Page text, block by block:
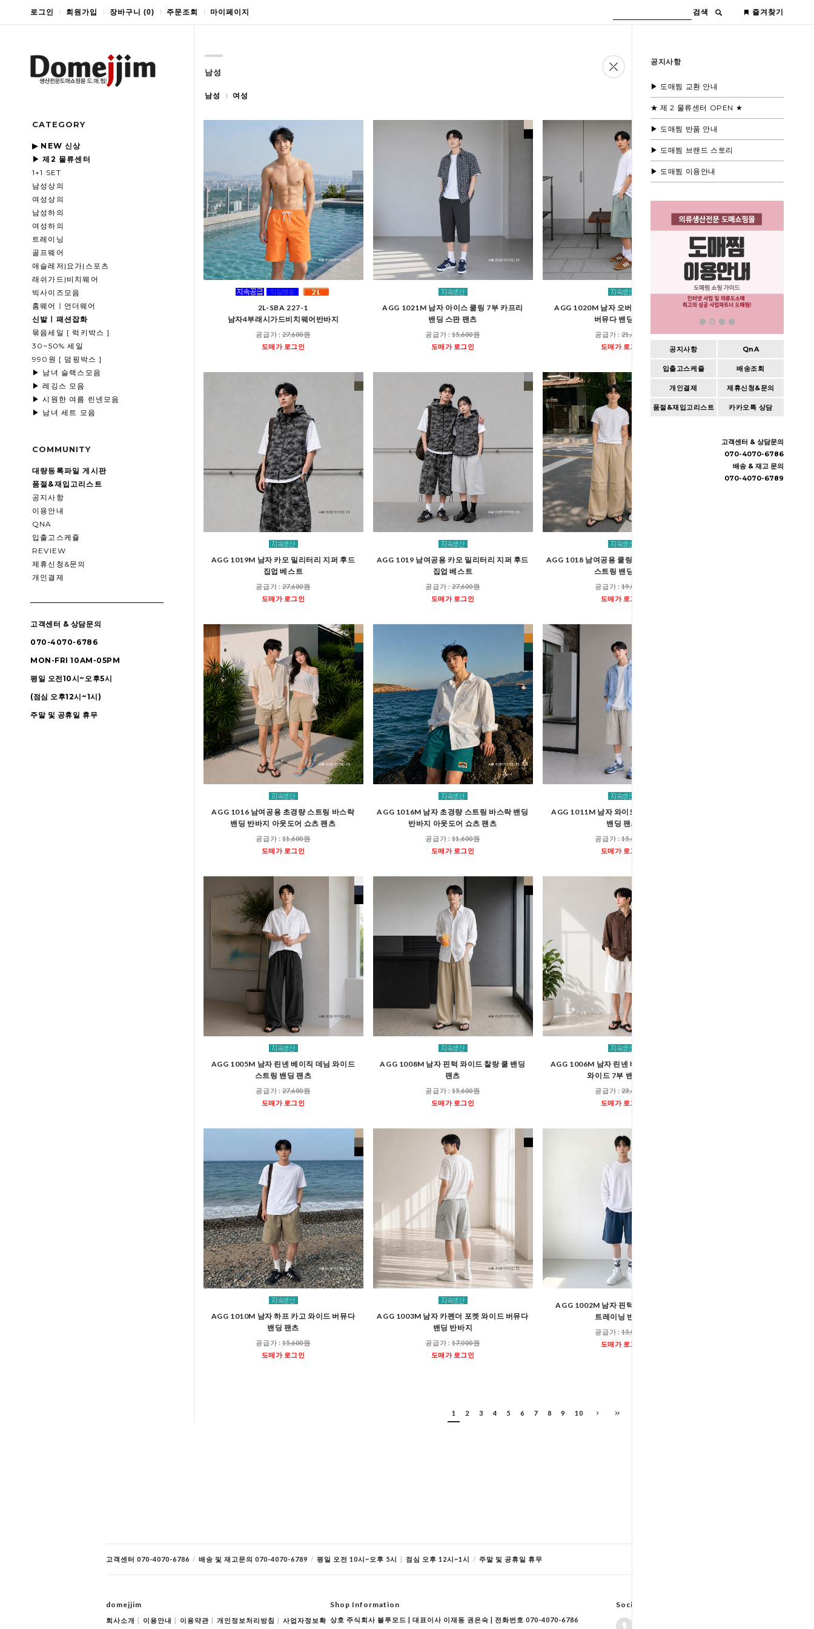
로그인 회원가입 장바구니 (0) 주문조회 마이페이지 검색 즐겨찾기
CATEGORY
▶ NEW 신상
▶ 제2 물류센터
1+1 SET
남성상의
여성상의
남성하의
여성하의
트레이닝
골프웨어
애슬레저|요가|스포츠
래쉬가드|비치웨어
빅사이즈모음
홈웨어ㅣ언더웨어
신발ㅣ패션잡화
묶음세일 [ 럭키박스 ]
30~50% 세일
990원 [ 덤핑박스 ]
▶ 남녀 슬랙스모음
▶ 레깅스 모음
▶ 시원한 여름 린넨모음
▶ 남녀 세트 모음
COMMUNITY
대량등록파일 게시판
품절&재입고리스트
공지사항
이용안내
QNA
입출고스케쥴
REVIEW
제휴신청&문의
개인결제
고객센터 & 상담문의
070-4070-6786
MON-FRI 10AM-05PM
평일 오전10시~오후5시
(점심 오후12시~1시)
주말 및 공휴일 휴무
공지사항
▶ 도매찜 교환 안내
★ 제 2 물류센터 OPEN ★
▶ 도매찜 반품 안내
▶ 도매찜 브랜드 스토리
▶ 도매찜 이용안내
공지사항 QnA
입출고스케쥴 배송조회
개인결제 제휴신청&문의
품절&재입고리스트 카카오톡 상담
고객센터 & 상담문의
070-4070-6786
배송 & 재고 문의
070-4070-6789
남성
남성 여성
2L-SBA 227-1
남자4부래시가드비치웨어반바지
공급가 :27,600원
도매가 로그인
AGG 1021M 남자 아이스 쿨링 7부 카프리
밴딩 스판 팬츠
공급가 :15,600원
도매가 로그인
AGG 1020M 남자 오버핏 워싱 스냅 데님
버뮤다 밴딩 팬츠
공급가 :21,600원
도매가 로그인
AGG 1020 남여공용 오버
공급가 :
AGG 1019M 남자 카모 밀리터리 지퍼 후드
집업 베스트
공급가 :27,600원
도매가 로그인
AGG 1019 남여공용 카모 밀리터리 지퍼 후드
집업 베스트
공급가 :27,600원
도매가 로그인
AGG 1018 남여공용 쿨링 아이스 벌룬 와이드
스트링 밴딩 팬츠
공급가 :19,000원
도매가 로그인
AGG 1016 남여공용 초경량 스트링 바스락
밴딩 반바지 아웃도어 쇼츠 팬츠
공급가 :11,600원
도매가 로그인
AGG 1016M 남자 초경량 스트링 바스락 밴딩
반바지 아웃도어 쇼츠 팬츠
공급가 :11,600원
도매가 로그인
AGG 1011M 남자 와이드 무릎절개 버뮤다
밴딩 팬츠
공급가 :15,600원
도매가 로그인
AGG 1005M 남자 린넨 베이직 데님 와이드
스트링 밴딩 팬츠
공급가 :27,600원
도매가 로그인
AGG 1008M 남자 핀턱 와이드 찰랑 쿨 밴딩
팬츠
공급가 :15,600원
도매가 로그인
AGG 1006M 남자 린넨 베이직 데님 버뮤다
와이드 7부 밴딩 팬츠
공급가 :23,600원
도매가 로그인
AGG 1010M 남자 하프 카고 와이드 버뮤다
밴딩 팬츠
공급가 :15,600원
도매가 로그인
AGG 1003M 남자 카펜더 포켓 와이드 버뮤다
밴딩 반바지
공급가 :17,000원
도매가 로그인
AGG 1002M 남자 핀턱 와이드 5부 밴딩
트레이닝 반바지
공급가 :15,000원
도매가 로그인
1 2 3 4 5 6 7 8 9 10
고객센터 070-4070-6786 / 배송 및 재고문의 070-4070-6789 / 평일 오전 10시~오후 5시 | 점심 오후 12시~1시 / 주말 및 공휴일 휴무
domejjim
회사소개 이용안내 이용약관 개인정보처리방침 사업자정보확
Shop Information
상호 주식회사 블루모드 | 대표이사 이재동 권은숙 | 전화번호 070-4070-6786
Social Network